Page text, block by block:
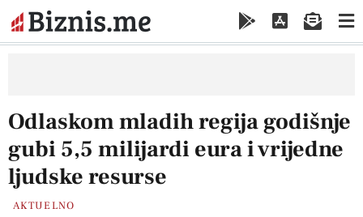
Odlaskom mladih regija godišnje
gubi 5,5 milijardi eura i vrijedne
ljudske resurse
AKTUELNO